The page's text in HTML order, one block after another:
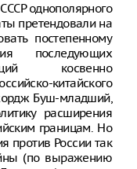
однополярного
претендовали на
постепенному
последующих
косвенно
китайского
Буш-младший,
расширения
границам. Но
против России так
(по выражению